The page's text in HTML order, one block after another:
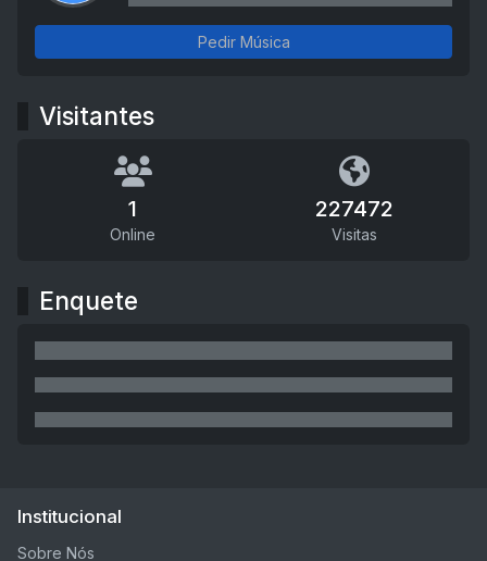
Pedir Música
Visitantes
1
Online
227472
Visitas
Enquete
Institucional
Sobre Nós